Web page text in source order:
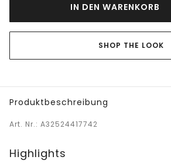
IN DEN WARENKORB
SHOP THE LOOK
Produktbeschreibung
Art. Nr.: A32524417742
Highlights